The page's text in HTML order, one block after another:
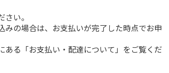
さい。
の場合は、お支払いが完了した時点でお申
ある「お支払い・配達について」をご覧くだ